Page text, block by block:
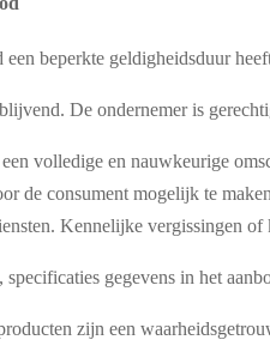
een beperkte geldigheidsduur
De ondernemer is
volledige en nauwkeurige
de consument mogelijk te
Kennelijke vergissingen
gegevens in het
zijn een